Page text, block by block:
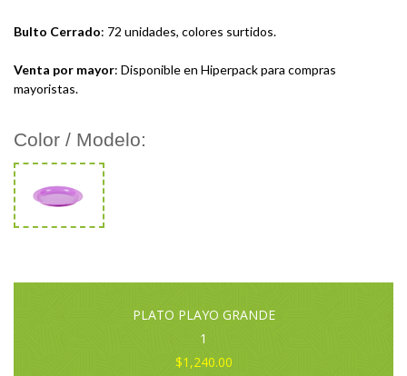
Bulto Cerrado: 72 unidades, colores surtidos.
Venta por mayor: Disponible en Hiperpack para compras
mayoristas.
Color / Modelo:
PLATO PLAYO GRANDE
1
$1,240.00